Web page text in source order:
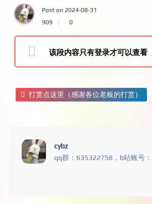
Post on 2024-08-31
909
0
该段内容只有登录才可以查看
打赏点这里（感谢各位老板的打赏）
cybz
qq群：635322758，b站账号